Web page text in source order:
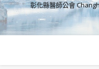
彰化縣醫師公會